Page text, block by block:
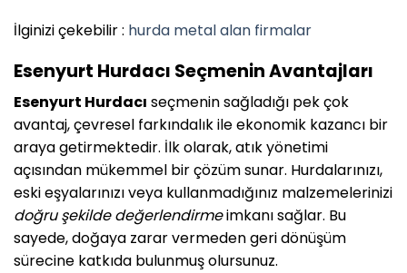
İlginizi çekebilir : hurda metal alan firmalar
Esenyurt Hurdacı Seçmenin Avantajları
Esenyurt Hurdacı seçmenin sağladığı pek çok
avantaj, çevresel farkındalık ile ekonomik kazancı bir
araya getirmektedir. İlk olarak, atık yönetimi
açısından mükemmel bir çözüm sunar. Hurdalarınızı,
eski eşyalarınızı veya kullanmadığınız malzemelerinizi
doğru şekilde değerlendirmeimkanı sağlar. Bu
sayede, doğaya zarar vermeden geri dönüşüm
sürecine katkıda bulunmuş olursunuz.